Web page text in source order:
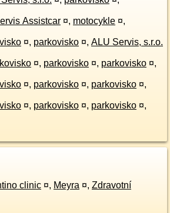
Assistcar ¤, motocykle ¤,
¤, parkovisko ¤, ALU Servis, s.r.o.
¤, parkovisko ¤, parkovisko ¤,
¤, parkovisko ¤, parkovisko ¤,
¤, parkovisko ¤, parkovisko ¤,
clinic ¤, Meyra ¤, Zdravotní